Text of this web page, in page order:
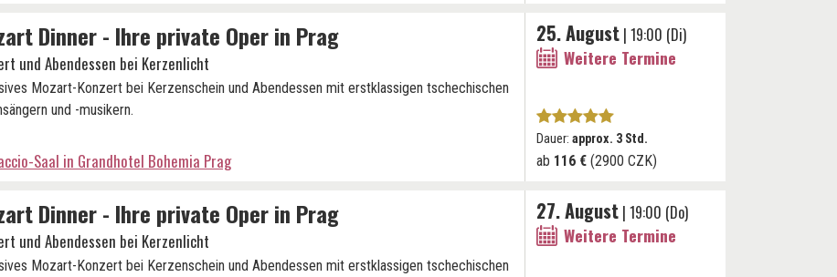
Dinner - Ihre private Oper in Prag
und Abendessen bei Kerzenlicht
Mozart-Konzert bei Kerzenschein und Abendessen mit erstklassigen tschechischen
und -musikern.
Saal in Grandhotel Bohemia Prag
25. August | 19:00 (Di)
Weitere Termine
Dauer: approx. 3 Std.
ab 116 € (2900 CZK)
Dinner - Ihre private Oper in Prag
und Abendessen bei Kerzenlicht
Mozart-Konzert bei Kerzenschein und Abendessen mit erstklassigen tschechischen
27. August | 19:00 (Do)
Weitere Termine